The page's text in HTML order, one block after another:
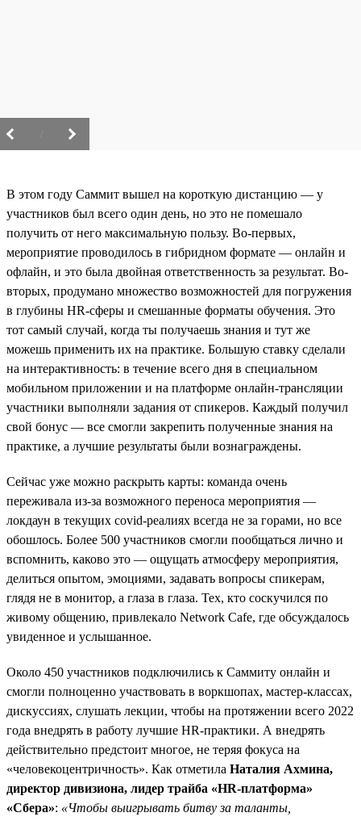
В этом году Саммит вышел на короткую дистанцию — у
участников был всего один день, но это не помешало
получить от него максимальную пользу. Во-первых,
мероприятие проводилось в гибридном формате — онлайн и
офлайн, и это была двойная ответственность за результат. Во-
вторых, продумано множество возможностей для погружения
в глубины HR-сферы и смешанные форматы обучения. Это
тот самый случай, когда ты получаешь знания и тут же
можешь применить их на практике. Большую ставку сделали
на интерактивность: в течение всего дня в специальном
мобильном приложении и на платформе онлайн-трансляции
участники выполняли задания от спикеров. Каждый получил
свой бонус — все смогли закрепить полученные знания на
практике, а лучшие результаты были вознаграждены.
Сейчас уже можно раскрыть карты: команда очень
переживала из-за возможного переноса мероприятия —
локдаун в текущих covid-реалиях всегда не за горами, но все
обошлось. Более 500 участников смогли пообщаться лично и
вспомнить, каково это — ощущать атмосферу мероприятия,
делиться опытом, эмоциями, задавать вопросы спикерам,
глядя не в монитор, а глаза в глаза. Тех, кто соскучился по
живому общению, привлекало Network Cafe, где обсуждалось
увиденное и услышанное.
Около 450 участников подключились к Саммиту онлайн и
смогли полноценно участвовать в воркшопах, мастер-классах,
дискуссиях, слушать лекции, чтобы на протяжении всего 2022
года внедрять в работу лучшие HR-практики. А внедрять
действительно предстоит многое, не теряя фокуса на
«человекоцентричность». Как отметила Наталия Ахмина,
директор дивизиона, лидер трайба «HR-платформа»
«Сбера»: «Чтобы выигрывать битву за таланты,